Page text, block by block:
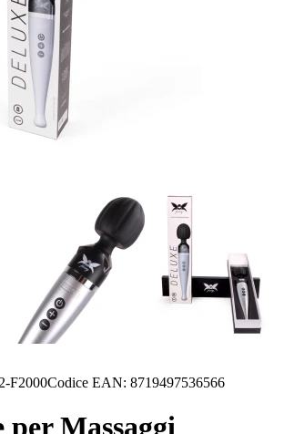
F2000Codice EAN: 8719497536566
Massaggi